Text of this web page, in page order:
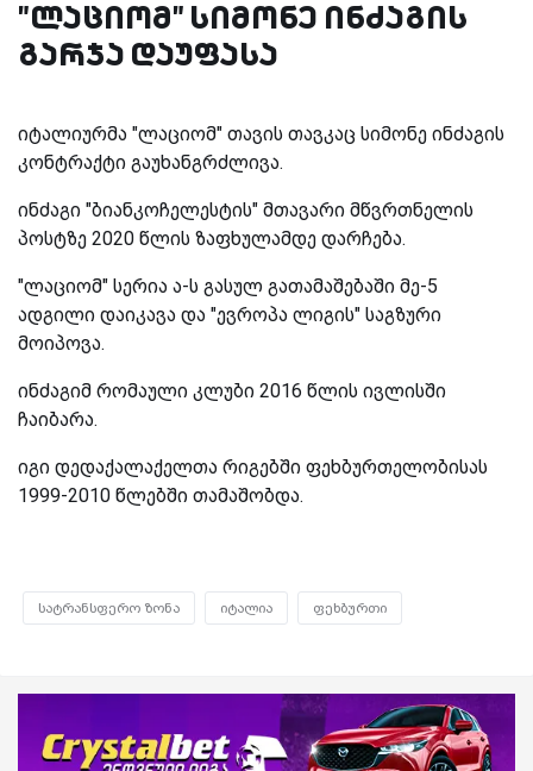
"ლაციომ" სიმონე ინძაგის
გარჯა დაუფასა
იტალიურმა "ლაციომ" თავის თავკაც სიმონე ინძაგის
კონტრაქტი გაუხანგრძლივა.
ინძაგი "ბიანკოჩელესტის" მთავარი მწვრთნელის
პოსტზე 2020 წლის ზაფხულამდე დარჩება.
"ლაციომ" სერია ა-ს გასულ გათამაშებაში მე-5
ადგილი დაიკავა და "ევროპა ლიგის" საგზური
მოიპოვა.
ინძაგიმ რომაული კლუბი 2016 წლის ივლისში
ჩაიბარა.
იგი დედაქალაქელთა რიგებში ფეხბურთელობისას
1999-2010 წლებში თამაშობდა.
სატრანსფერო ზონა იტალია ფეხბურთი